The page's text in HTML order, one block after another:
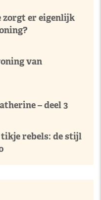
zorgt er eigenlijk
van
– deel 3
tikje rebels: de stijl